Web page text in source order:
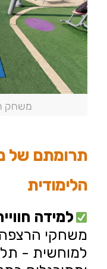
משחק
תרומתם של
הלימודית
למידה
משחקי
למוחשית -